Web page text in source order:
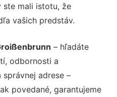
ste mali istotu, že
vašich predstáv.
– hľadáte
odbornosti a
adrese –
povedané, garantujeme